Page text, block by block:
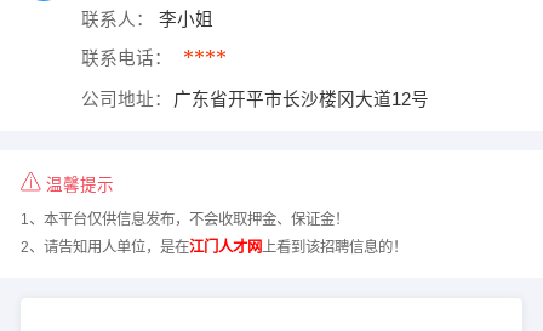
联系人： 李小姐
联系电话： ****
公司地址： 广东省开平市长沙楼冈大道12号
温馨提示
1、本平台仅供信息发布，不会收取押金、保证金！
2、请告知用人单位，是在江门人才网上看到该招聘信息的！